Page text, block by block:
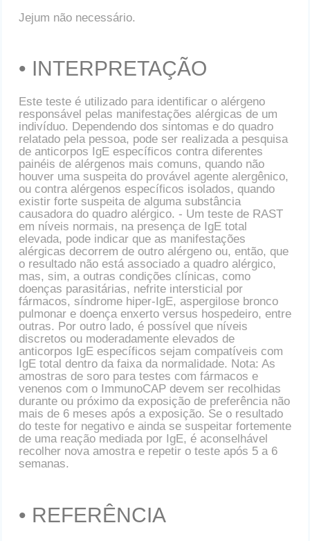
Jejum não necessário.
• INTERPRETAÇÃO
Este teste é utilizado para identificar o alérgeno
responsável pelas manifestações alérgicas de um
indivíduo. Dependendo dos sintomas e do quadro
relatado pela pessoa, pode ser realizada a pesquisa
de anticorpos IgE específicos contra diferentes
painéis de alérgenos mais comuns, quando não
houver uma suspeita do provável agente alergênico,
ou contra alérgenos específicos isolados, quando
existir forte suspeita de alguma substância
causadora do quadro alérgico. - Um teste de RAST
em níveis normais, na presença de IgE total
elevada, pode indicar que as manifestações
alérgicas decorrem de outro alérgeno ou, então, que
o resultado não está associado a quadro alérgico,
mas, sim, a outras condições clínicas, como
doenças parasitárias, nefrite intersticial por
fármacos, síndrome hiper-IgE, aspergilose bronco
pulmonar e doença enxerto versus hospedeiro, entre
outras. Por outro lado, é possível que níveis
discretos ou moderadamente elevados de
anticorpos IgE específicos sejam compatíveis com
IgE total dentro da faixa da normalidade. Nota: As
amostras de soro para testes com fármacos e
venenos com o ImmunoCAP devem ser recolhidas
durante ou próximo da exposição de preferência não
mais de 6 meses após a exposição. Se o resultado
do teste for negativo e ainda se suspeitar fortemente
de uma reação mediada por IgE, é aconselhável
recolher nova amostra e repetir o teste após 5 a 6
semanas.
• REFERÊNCIA